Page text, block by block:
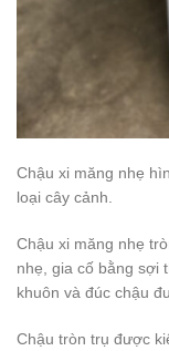
Chậu xi măng nhẹ
loại cây cảnh.
Chậu xi măng nhẹ
nhẹ, gia cố bằng sợi
khuôn và đúc chậu
Chậu tròn trụ được